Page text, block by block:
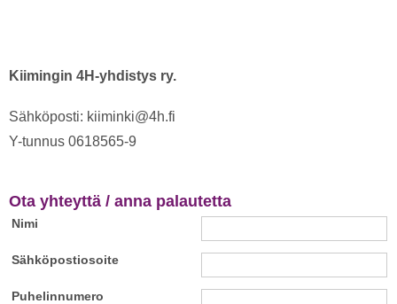
Kiimingin 4H-yhdistys ry.
Sähköposti: kiiminki@4h.fi
Y-tunnus 0618565-9
Ota yhteyttä / anna palautetta
Nimi
Sähköpostiosoite
Puhelinnumero